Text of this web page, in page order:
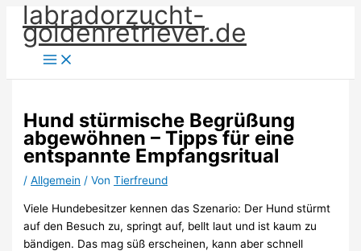
Inhalt
springen
labradorzucht-
goldenretriever.de
Hund stürmische Begrüßung
abgewöhnen – Tipps für eine
entspannte Empfangsritual
/Allgemein / VonTierfreund
Viele Hundebesitzer kennen das Szenario: Der Hund stürmt
auf den Besuch zu, springt auf, bellt laut und ist kaum zu
bändigen. Das mag süß erscheinen, kann aber schnell